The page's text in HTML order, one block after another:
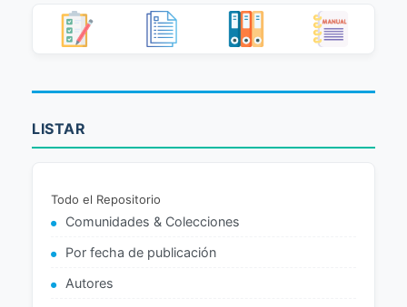
LISTAR
Todo el Repositorio
Comunidades & Colecciones
Por fecha de publicación
Autores